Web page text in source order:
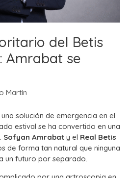
del Betis
Amrabat se
Martín
solución de emergencia en el
estival se ha convertido en una
Sofyan Amrabat y el Real Betis
de forma tan natural que ninguna
un futuro por separado.